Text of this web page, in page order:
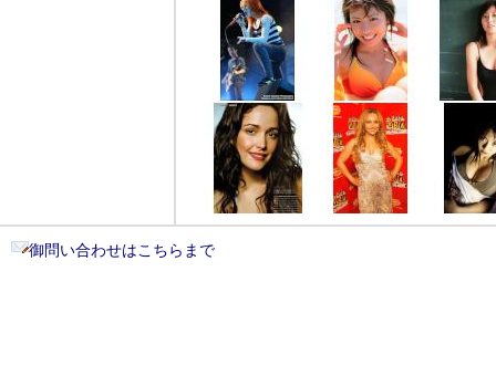
御問い合わせはこちらまで